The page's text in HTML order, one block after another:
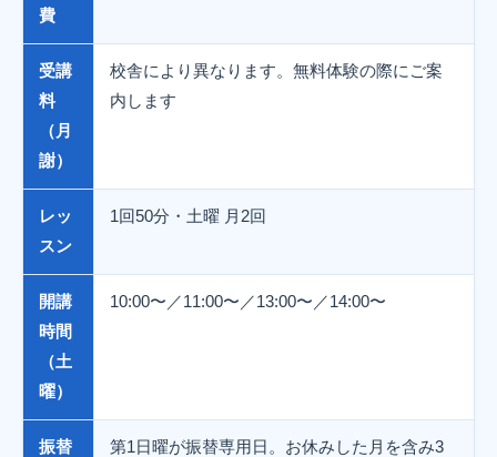
費
受講
料
（月
謝）
校舎により異なります。無料体験の際にご案
内します
レッ
スン
1回50分・土曜 月2回
開講
時間
（土
曜）
10:00〜／11:00〜／13:00〜／14:00〜
振替
第1日曜が振替専用日。お休みした月を含み3